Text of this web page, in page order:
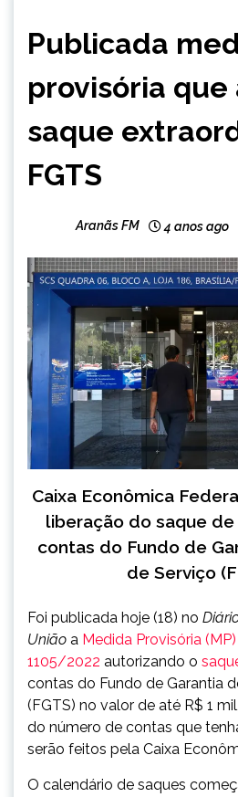
NOTÍCIAS
Publicada
provisória que
saque
FGTS
Aranãs FM 4 anos ago
Caixa Econômica
liberação do saque
contas do Fundo de
de Serviço
Foi publicada hoje (18) no
União a Medida Provisória (MP)
1105/2022 autorizando o
contas do Fundo de Garantia
(FGTS) no valor de até R$ 1
do número de contas que
serão feitos pela Caixa
O calendário de saques